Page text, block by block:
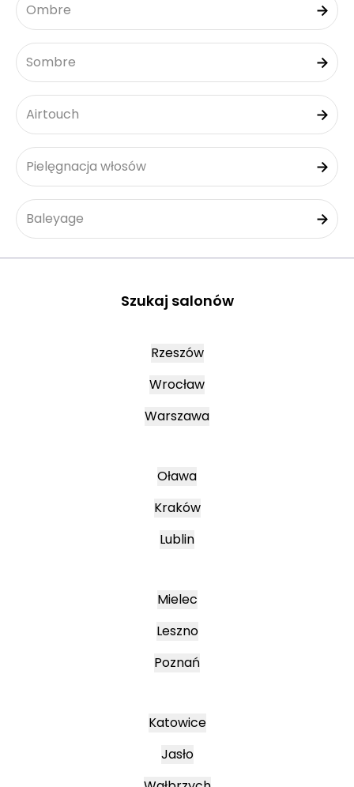
Ombre
Sombre
Airtouch
Pielęgnacja włosów
Baleyage
Szukaj salonów
Rzeszów
Wrocław
Warszawa
Oława
Kraków
Lublin
Mielec
Leszno
Poznań
Katowice
Jasło